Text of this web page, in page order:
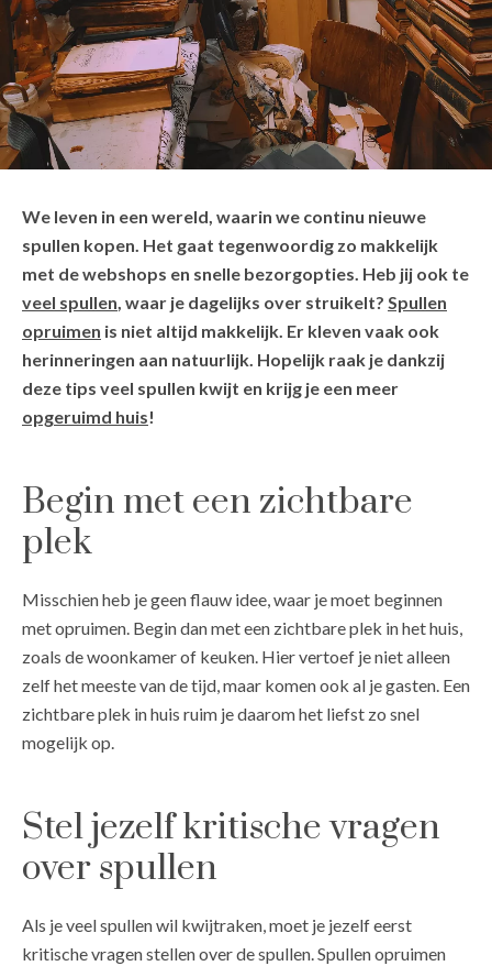
We leven in een wereld, waarin we continu nieuwe
spullen kopen. Het gaat tegenwoordig zo makkelijk
met de webshops en snelle bezorgopties. Heb jij ook te
veel spullen, waar je dagelijks over struikelt? Spullen
opruimen is niet altijd makkelijk. Er kleven vaak ook
herinneringen aan natuurlijk. Hopelijk raak je dankzij
deze tips veel spullen kwijt en krijg je een meer
opgeruimd huis!
Begin met een zichtbare
plek
Misschien heb je geen flauw idee, waar je moet beginnen
met opruimen. Begin dan met een zichtbare plek in het huis,
zoals de woonkamer of keuken. Hier vertoef je niet alleen
zelf het meeste van de tijd, maar komen ook al je gasten. Een
zichtbare plek in huis ruim je daarom het liefst zo snel
mogelijk op.
Stel jezelf kritische vragen
over spullen
Als je veel spullen wil kwijtraken, moet je jezelf eerst
kritische vragen stellen over de spullen. Spullen opruimen